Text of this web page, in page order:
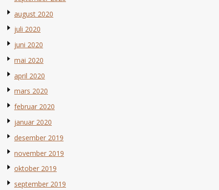
august 2020
juli 2020
juni 2020
mai 2020
april 2020
mars 2020
februar 2020
januar 2020
desember 2019
november 2019
oktober 2019
september 2019